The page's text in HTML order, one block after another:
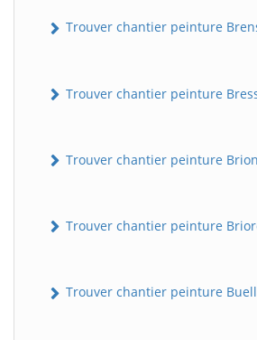
Trouver chantier peinture
Trouver chantier peinture
Trouver chantier peinture Brion
Trouver chantier peinture
Trouver chantier peinture